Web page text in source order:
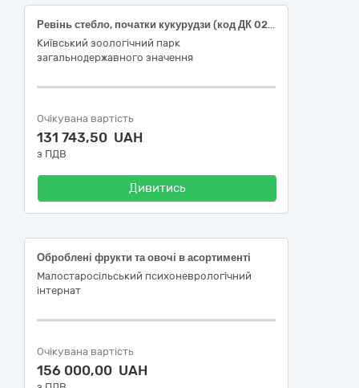
Ревінь стебло, початки кукурудзи (код ДК 021:2015 -15330000-0 - Оброблені фрукти та овочі)
Київський зоологічний парк
загальнодержавного значення
Очікувана вартість
131 743,50 UAH
з ПДВ
Дивитись
Оброблені фрукти та овочі в асортименті
Малостаросільський психоневрологічний
інтернат
Очікувана вартість
156 000,00 UAH